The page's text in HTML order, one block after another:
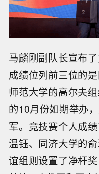
马麟刚副队长宣布
成绩位列前三位的
师范大学的高尔夫
的10月份如期举办
军。竞技赛个人成
温钰、同济大学的
谊组则设置了净杆